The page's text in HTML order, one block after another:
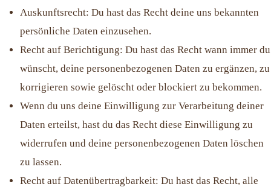
Auskunftsrecht: Du hast das Recht deine uns bekannten
persönliche Daten einzusehen.
Recht auf Berichtigung: Du hast das Recht wann immer du
wünscht, deine personenbezogenen Daten zu ergänzen, zu
korrigieren sowie gelöscht oder blockiert zu bekommen.
Wenn du uns deine Einwilligung zur Verarbeitung deiner
Daten erteilst, hast du das Recht diese Einwilligung zu
widerrufen und deine personenbezogenen Daten löschen
zu lassen.
Recht auf Datenübertragbarkeit: Du hast das Recht, alle